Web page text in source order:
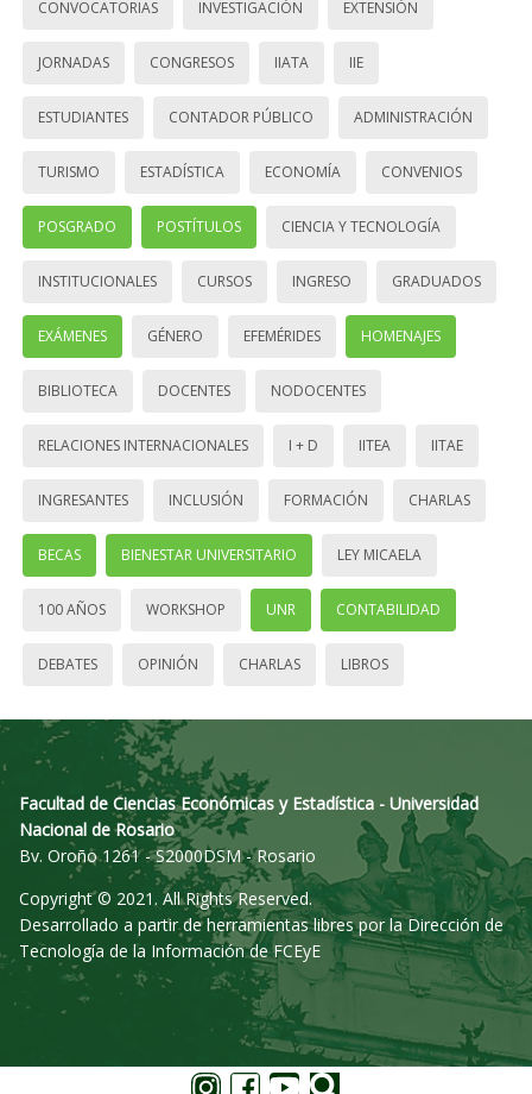
CONVOCATORIAS INVESTIGACIÓN EXTENSIÓN
JORNADAS CONGRESOS IIATA IIE
ESTUDIANTES CONTADOR PÚBLICO ADMINISTRACIÓN
TURISMO ESTADÍSTICA ECONOMÍA CONVENIOS
POSGRADO POSTÍTULOS CIENCIA Y TECNOLOGÍA
INSTITUCIONALES CURSOS INGRESO GRADUADOS
EXÁMENES GÉNERO EFEMÉRIDES HOMENAJES
BIBLIOTECA DOCENTES NODOCENTES
RELACIONES INTERNACIONALES I + D IITEA IITAE
INGRESANTES INCLUSIÓN FORMACIÓN CHARLAS
BECAS BIENESTAR UNIVERSITARIO LEY MICAELA
100 AÑOS WORKSHOP UNR CONTABILIDAD
DEBATES OPINIÓN CHARLAS LIBROS
Facultad de Ciencias Económicas y Estadística - Universidad
Nacional de Rosario
Bv. Oroño 1261 - S2000DSM - Rosario
Copyright © 2021. All Rights Reserved.
Desarrollado a partir de herramientas libres por la Dirección de
Tecnología de la Información de FCEyE